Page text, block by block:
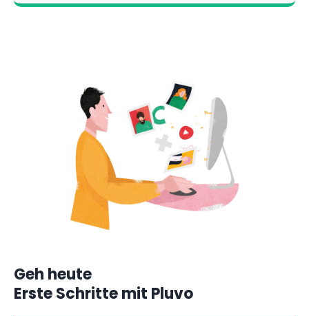
Geh heute
Erste Schritte mit Pluvo